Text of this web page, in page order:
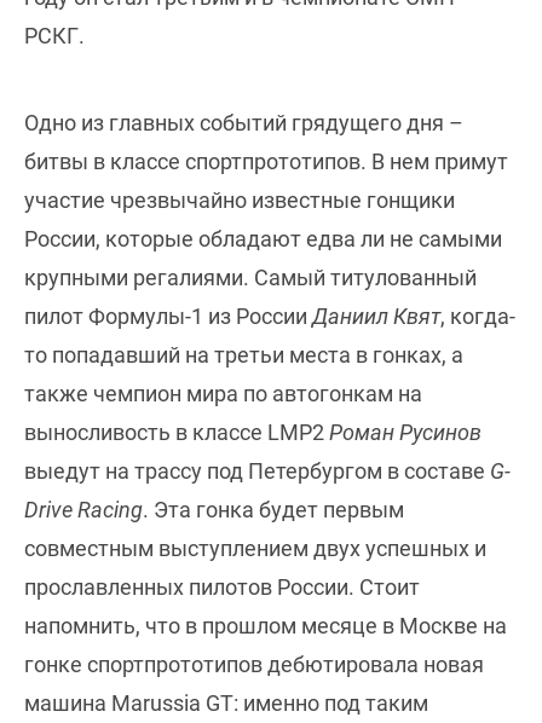
РСКГ.
Одно из главных событий грядущего дня –
битвы в классе спортпрототипов. В нем примут
участие чрезвычайно известные гонщики
России, которые обладают едва ли не самыми
крупными регалиями. Самый титулованный
пилот Формулы-1 из РоссииДаниил Квят, когда-
то попадавший на третьи места в гонках, а
также чемпион мира по автогонкам на
выносливость в классе LMP2Роман Русинов
выедут на трассу под Петербургом в составе G-
Drive Racing. Эта гонка будет первым
совместным выступлением двух успешных и
прославленных пилотов России. Стоит
напомнить, что в прошлом месяце в Москве на
гонке спортпрототипов дебютировала новая
машина Marussia GT: именно под таким